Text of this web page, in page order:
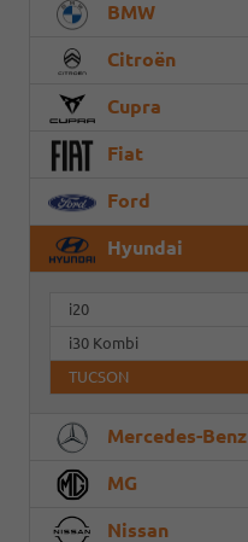
BMW
Citroën
Cupra
Fiat
Ford
Hyundai
i20
i30 Kombi
TUCSON
Mercedes-Benz
MG
Nissan